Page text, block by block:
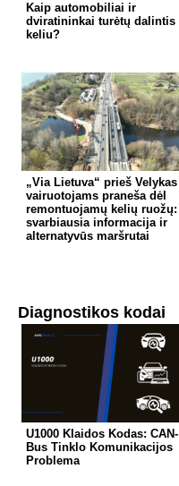
Kaip automobiliai ir
dviratininkai turėtų dalintis
keliu?
„Via Lietuva“ prieš Velykas
vairuotojams praneša dėl
remontuojamų kelių ruožų:
svarbiausia informacija ir
alternatyvūs maršrutai
Diagnostikos kodai
U1000 Klaidos Kodas: CAN-
Bus Tinklo Komunikacijos
Problema